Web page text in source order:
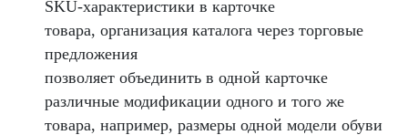
SKU-характеристики в карточке
товара, организация каталога через торговые
предложения
позволяет объединить в одной карточке
различные модификации одного и того же
товара, например, размеры одной модели обуви